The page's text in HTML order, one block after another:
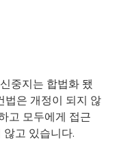
중지는 합법화 됐
법은 개정이 되지 않
고 모두에게 접근
고 있습니다.